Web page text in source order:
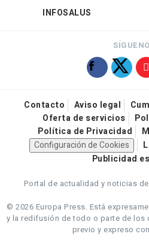
INFOSALUS
Contacto Aviso legal
Oferta de servicios
Política de Privacidad
Configuración de Cookies
Publicidad
Portal de actualidad y noticias
© 2026 Europa Press. Está
y la redifusión de todo o parte de los
previo y expreso